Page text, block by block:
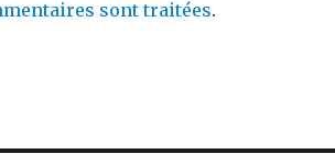
sont traitées.